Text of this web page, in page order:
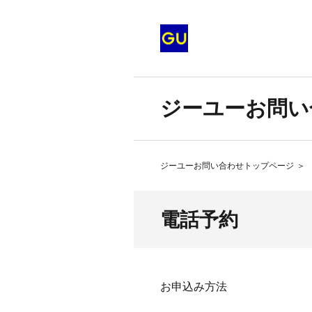
ジーユーお問
ジーユーお問い合わせトップページ ＞
電話予約
お申込み方法